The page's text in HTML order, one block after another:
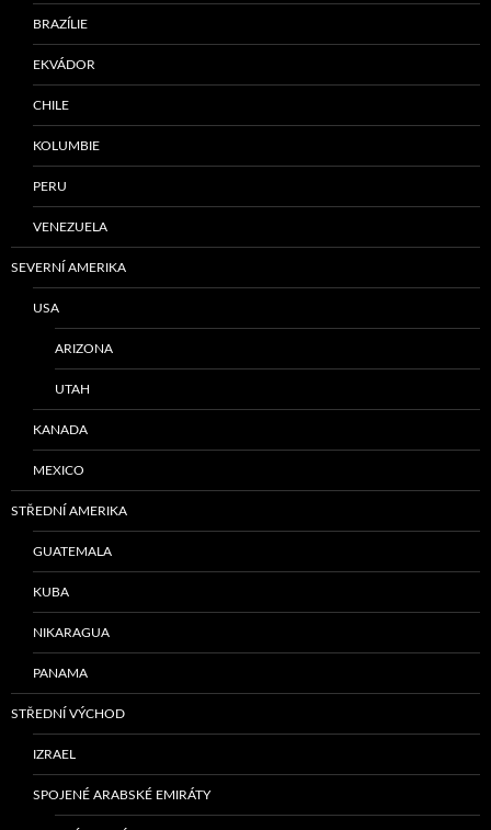
BRAZÍLIE
EKVÁDOR
CHILE
KOLUMBIE
PERU
VENEZUELA
SEVERNÍ AMERIKA
USA
ARIZONA
UTAH
KANADA
MEXICO
STŘEDNÍ AMERIKA
GUATEMALA
KUBA
NIKARAGUA
PANAMA
STŘEDNÍ VÝCHOD
IZRAEL
SPOJENÉ ARABSKÉ EMIRÁTY